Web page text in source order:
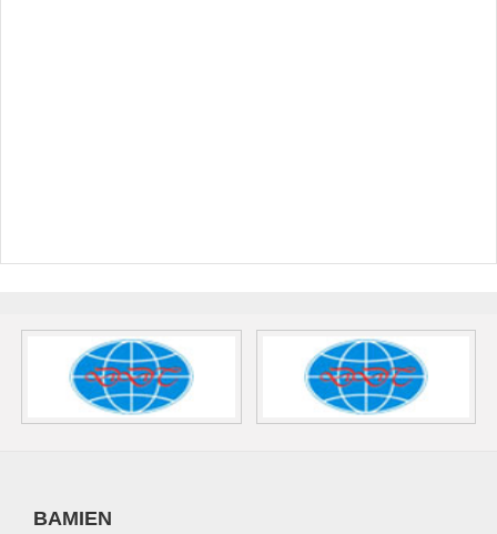
BAMIEN